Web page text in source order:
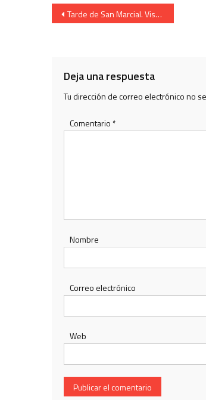
Navegación
Tarde de San Marcial. Vista aérea de la curva en Paseo Colón. Año 2003
Deja una respuesta
Tu dirección de correo electrónico no
Comentario *
Nombre
Correo electrónico
Web